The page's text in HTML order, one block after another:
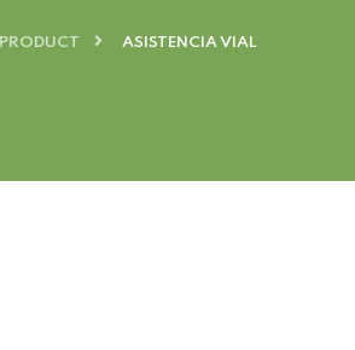
PRODUCT ASISTENCIA VIAL